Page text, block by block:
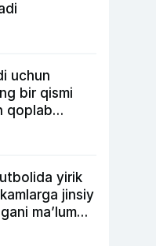
uchun
bir qismi
qoplab
yirik
jinsiy
ma’lum